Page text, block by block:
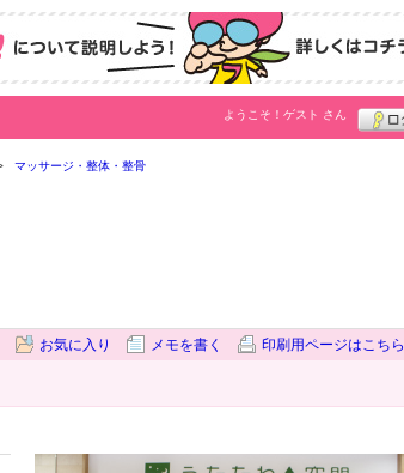
ようこそ！ ゲスト さん
マッサージ・整体・整骨
お気に入り メモを書く 印刷用ページはこちら